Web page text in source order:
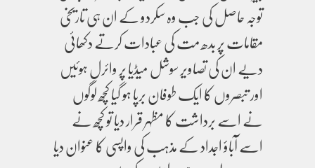
توجہ حاصل کی جب وہ سکردو کے ان ہی تاریخی
مقامات پر بدھ مت کی عبادات کرتے دکھائی
دیے ان کی تصاویر سوشل میڈیا پر وائرل ہوئیں
اور تبصروں کا ایک طوفان برپا ہو گیا کچھ لوگوں
نے اسے برداشت کا مظہر قرار دیا تو کچھ نے
اسے آباؤ اجداد کے مذہب کی واپسی کا عنوان دیا